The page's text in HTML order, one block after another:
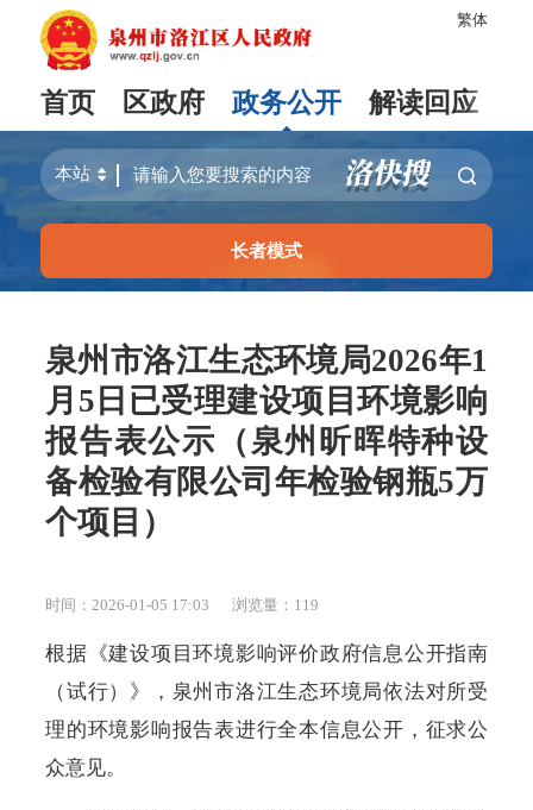
繁体
首页 区政府 政务公开 解读回应
长者模式
泉州市洛江生态环境局2026年1
月5日已受理建设项目环境影响
报告表公示（泉州昕晖特种设
备检验有限公司年检验钢瓶5万
个项目）
时间：2026-01-05 17:03 浏览量： 119
根据《建设项目环境影响评价政府信息公开指南
（试行）》，泉州市洛江生态环境局依法对所受
理的环境影响报告表进行全本信息公开，征求公
众意见。